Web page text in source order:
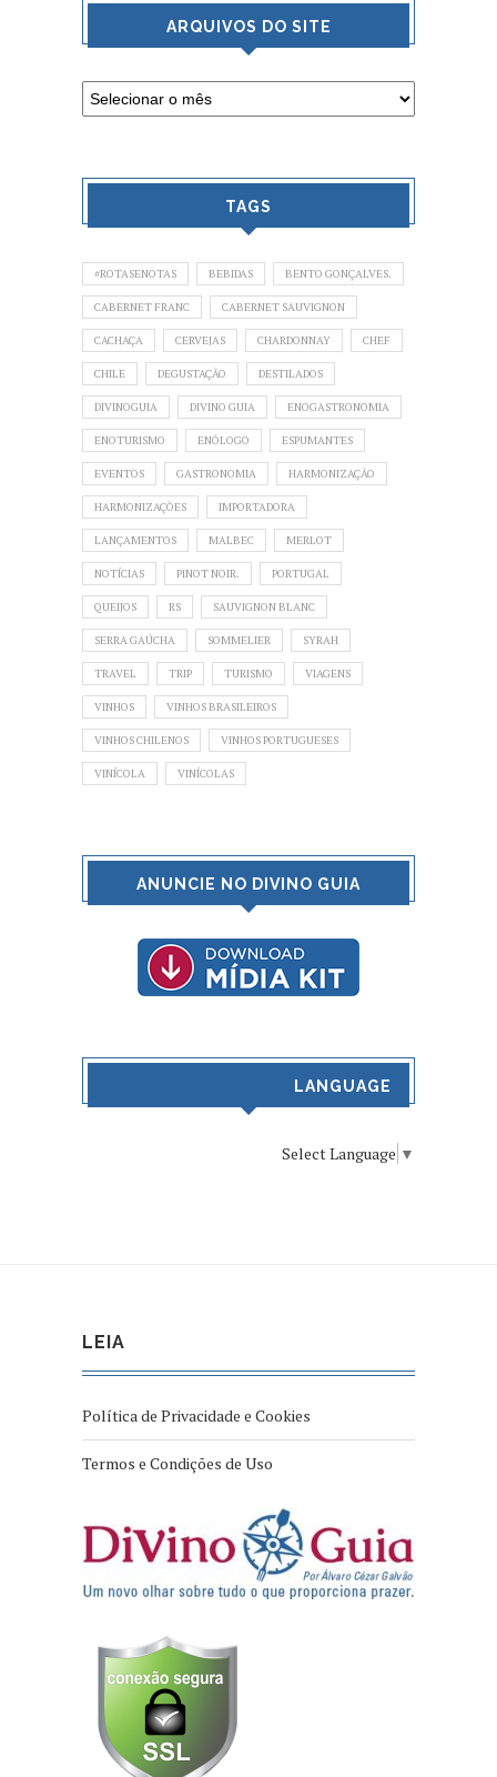
ARQUIVOS DO SITE
TAGS
#ROTASENOTAS BEBIDAS BENTO GONÇALVES.
CABERNET FRANC CABERNET SAUVIGNON
CACHAÇA CERVEJAS CHARDONNAY CHEF
CHILE DEGUSTAÇÃO DESTILADOS
DIVINOGUIA DIVINO GUIA ENOGASTRONOMIA
ENOTURISMO ENÓLOGO ESPUMANTES
EVENTOS GASTRONOMIA HARMONIZAÇÃO
HARMONIZAÇÕES IMPORTADORA
LANÇAMENTOS MALBEC MERLOT
NOTÍCIAS PINOT NOIR. PORTUGAL
QUEIJOS RS SAUVIGNON BLANC
SERRA GAÚCHA SOMMELIER SYRAH
TRAVEL TRIP TURISMO VIAGENS
VINHOS VINHOS BRASILEIROS
VINHOS CHILENOS VINHOS PORTUGUESES
VINÍCOLA VINÍCOLAS
ANUNCIE NO DIVINO GUIA
LANGUAGE
Select Language ▼
LEIA
Política de Privacidade e Cookies
Termos e Condições de Uso